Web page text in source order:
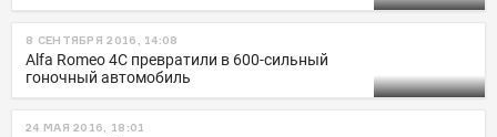
8 СЕНТЯБРЯ 2016, 14:08
Alfa Romeo 4C превратили в 600-сильный
гоночный автомобиль
24 МАЯ 2016, 18:01